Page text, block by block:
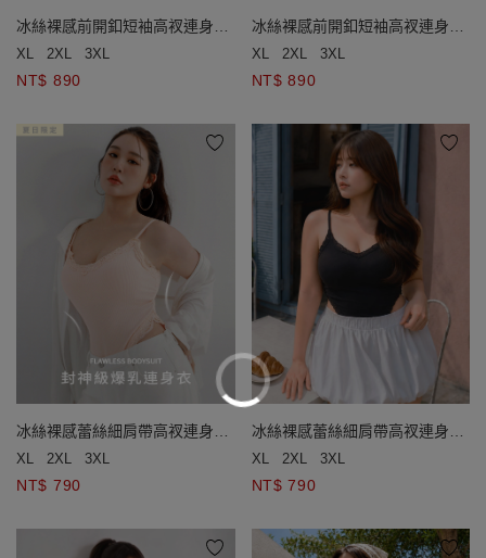
冰絲裸感前開釦短袖高衩連身衣
(附胸墊)
XL 2XL 3XL
NT$ 890
冰絲裸感前開釦短袖高衩連身衣
(附胸墊)
XL 2XL 3XL
NT$ 890
冰絲裸感蕾絲細肩帶高衩連身衣
(附胸墊)
XL 2XL 3XL
NT$ 790
冰絲裸感蕾絲細肩帶高衩連身衣
(附胸墊)
XL 2XL 3XL
NT$ 790